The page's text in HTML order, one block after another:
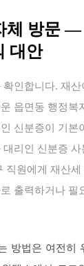
체 방문 —
대안
확인합니다. 재산
읍면동 행정복
신분증이 기본
대리인 신분증
직원에게 재산
출력하거나 필
방법은 여전히